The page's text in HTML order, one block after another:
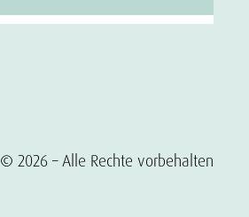
© 2026 – Alle Rechte vorbehalten